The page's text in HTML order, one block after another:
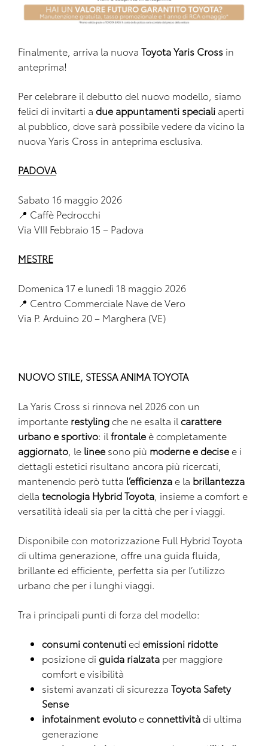
Finalmente, arriva la nuova Toyota Yaris Cross in
anteprima!
Per celebrare il debutto del nuovo modello, siamo
felici di invitarti a due appuntamenti speciali aperti
al pubblico, dove sarà possibile vedere da vicino la
nuova Yaris Cross in anteprima esclusiva.
PADOVA
Sabato 16 maggio 2026
📍 Caffè Pedrocchi
Via VIII Febbraio 15 – Padova
MESTRE
Domenica 17 e lunedì 18 maggio 2026
📍 Centro Commerciale Nave de Vero
Via P. Arduino 20 – Marghera (VE)
NUOVO STILE, STESSA ANIMA TOYOTA
La Yaris Cross si rinnova nel 2026 con un
importante restyling che ne esalta il carattere
urbano e sportivo: il frontale è completamente
aggiornato , le linee sono più moderne e decise e i
dettagli estetici risultano ancora più ricercati,
mantenendo però tutta l’efficienza e la brillantezza
della tecnologia Hybrid Toyota , insieme a comfort e
versatilità ideali sia per la città che per i viaggi.
Disponibile con motorizzazione Full Hybrid Toyota
di ultima generazione, offre una guida fluida,
brillante ed efficiente, perfetta sia per l’utilizzo
urbano che per i lunghi viaggi.
Tra i principali punti di forza del modello:
consumi contenuti ed emissioni ridotte
posizione di guida rialzata per maggiore
comfort e visibilità
sistemi avanzati di sicurezza Toyota Safety
Sense
infotainment evoluto econnettività di ultima
generazione